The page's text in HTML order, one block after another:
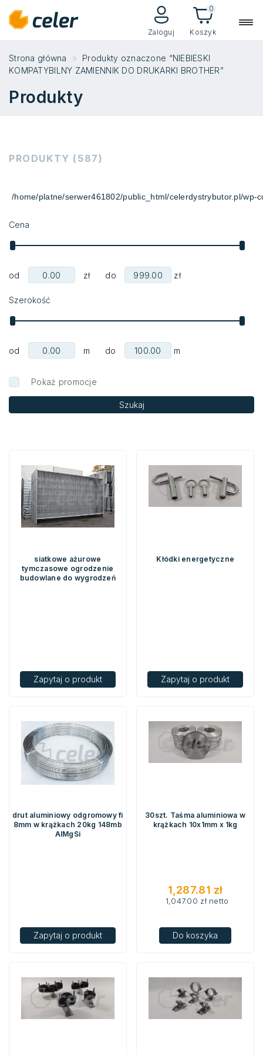
Zaloguj Koszyk
0
Strona główna
Produkty oznaczone “NIEBIESKI
KOMPATYBILNY ZAMIENNIK DO DRUKARKI BROTHER”
Produkty
PRODUKTY (587)
Cena
od zł do zł
Szerokość
od m do m
Pokaż promocje
Szukaj
/home/platne/serwer461802/public_html/celerdystrybutor.pl/
siatkowe ażurowe
tymczasowe ogrodzenie
budowlane do wygrodzeń
Zapytaj o produkt
Kłódki energetyczne
Zapytaj o produkt
drut aluminiowy odgromowy fi
8mm w krążkach 20kg 148mb
AlMgSi
Zapytaj o produkt
30szt. Taśma aluminiowa w
krążkach 10x1mm x 1kg
1,287.81 zł
1,047.00 złnetto
Do koszyka